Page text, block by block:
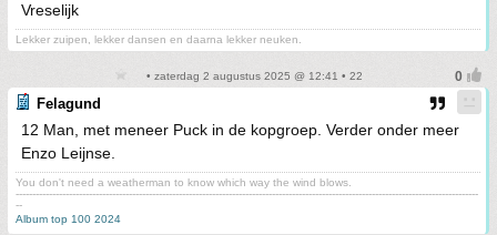
Vreselijk
Lekker zuipen, lekker dansen en daarna lekker neuken.
• zaterdag 2 augustus 2025 @ 12:41 • 22
Felagund
12 Man, met meneer Puck in de kopgroep. Verder onder meer
Enzo Leijnse.
You don't need a weatherman to know which way the wind blows.
-------------------------------------------------------------------------------------------------------------------------------------------
--
Album top 100 2024